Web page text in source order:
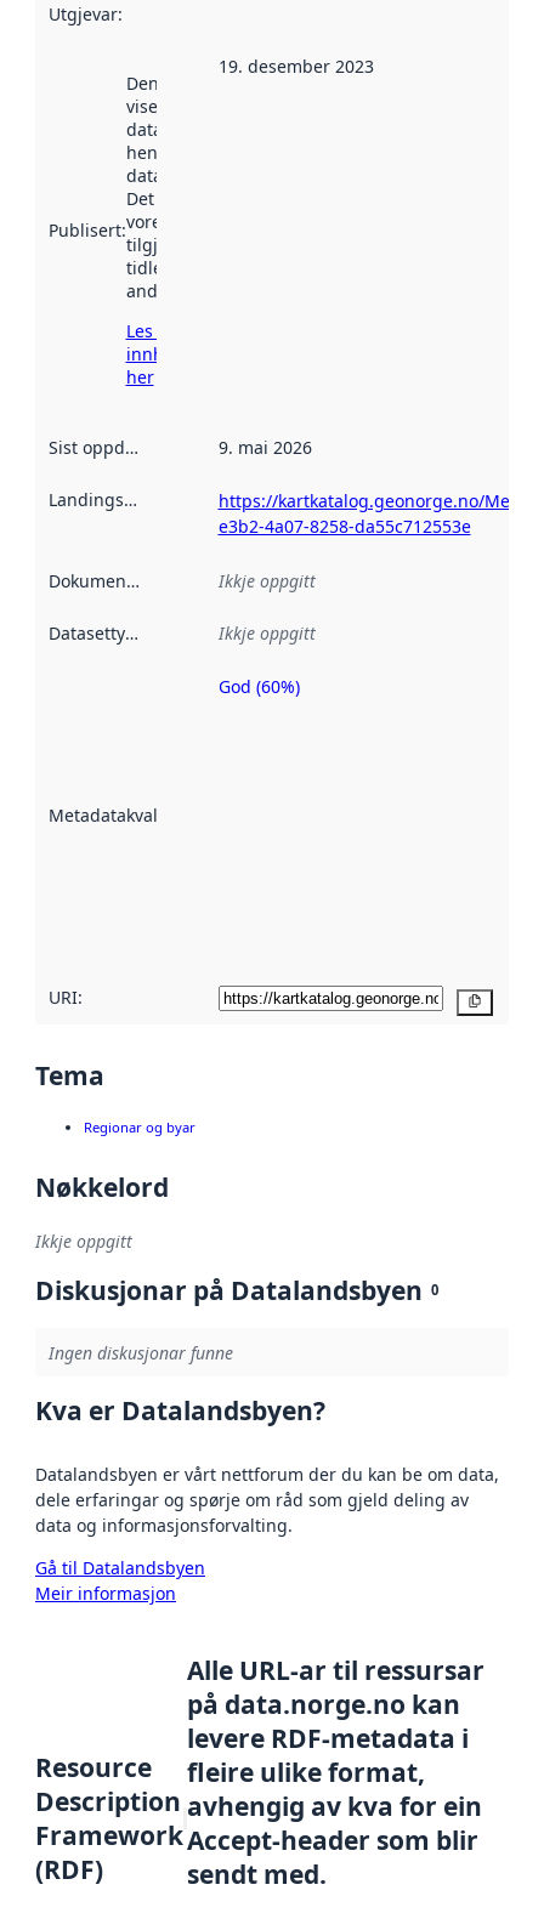
Utgjevar:
Publisert:
Denne datoen
viser når
datasettet vart
henta inn av
data.norge.no.
Det kan ha
vore
tilgjengeleg
tidlegare
andre stader.
Les meir om
innhenting
her
19. desember 2023
Sist oppdatert 9. mai 2026
Landingsside
https://kartkatalog.geonorge.no/
e3b2-4a07-8258-da55c712553e
Dokumentasjon Ikkje oppgitt
Datasettype Ikkje oppgitt
Metadatakvalitet
Metadatakvalitet
God (60%)
URI:
Tema
Regionar og byar
Nøkkelord
Ikkje oppgitt
Diskusjonar på Datalandsbyen 0
Ingen diskusjonar funne
Kva er Datalandsbyen?
Datalandsbyen er vårt nettforum der du kan be om data,
dele erfaringar og spørje om råd som gjeld deling av
data og informasjonsforvalting.
Gå til Datalandsbyen
Meir informasjon
Resource
Description
Framework
(RDF)
Alle URL-ar til ressursar
på data.norge.no kan
levere RDF-metadata i
fleire ulike format,
avhengig av kva for ein
Accept-header som blir
sendt med.